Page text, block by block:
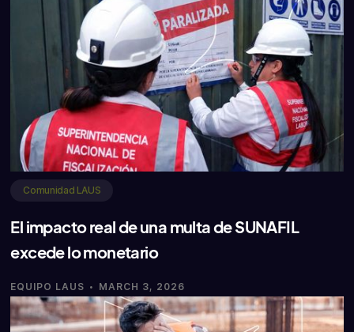
Comunidad LAUS
El impacto real de una multa de SUNAFIL
excede lo monetario
EQUIPO LAUS · MARCH 3, 2026